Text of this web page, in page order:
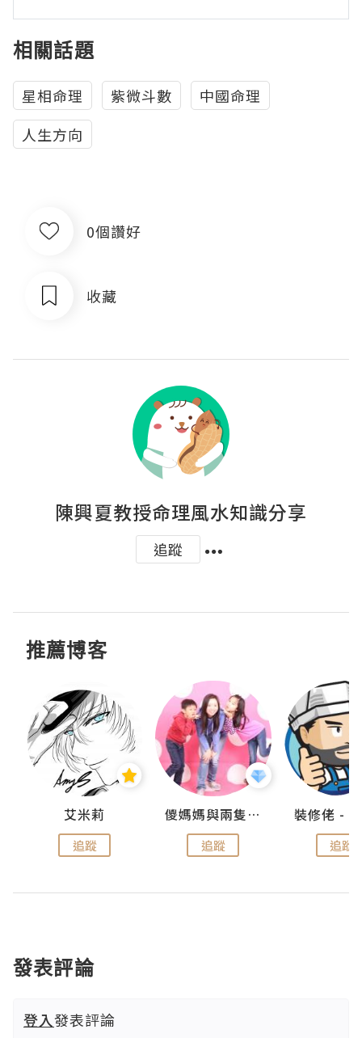
相關話題
星相命理 紫微斗數
中國命理
人生方向
0個讚好
收藏
陳興夏教授命理風水知識分享
追蹤
推薦博客
艾米莉
追蹤
儍媽媽與兩隻小魔怪之家
追蹤 追蹤
發表評論
登入發表評論